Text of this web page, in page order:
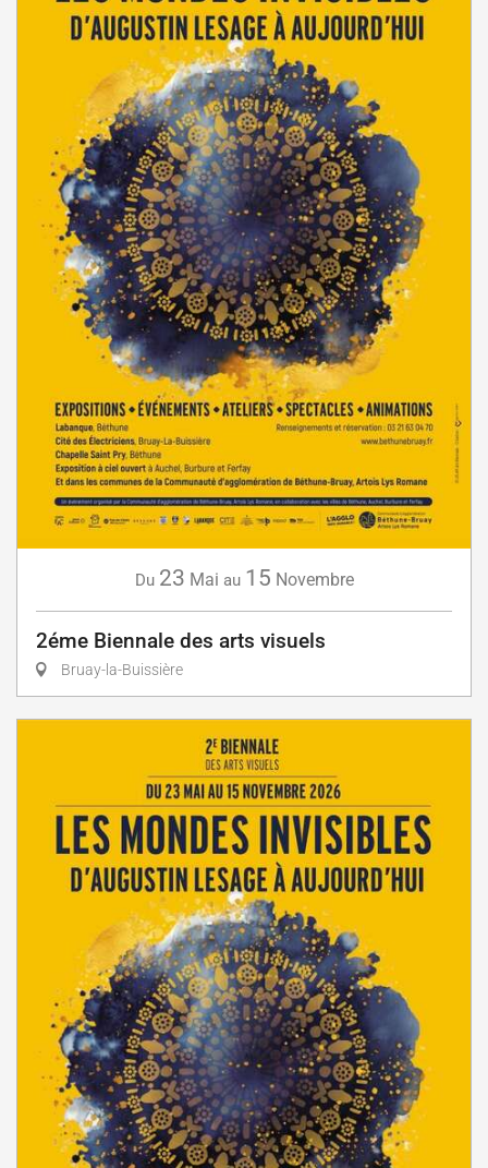
Du 23 Mai au 15 Novembre
2éme Biennale des arts visuels
Bruay-la-Buissière